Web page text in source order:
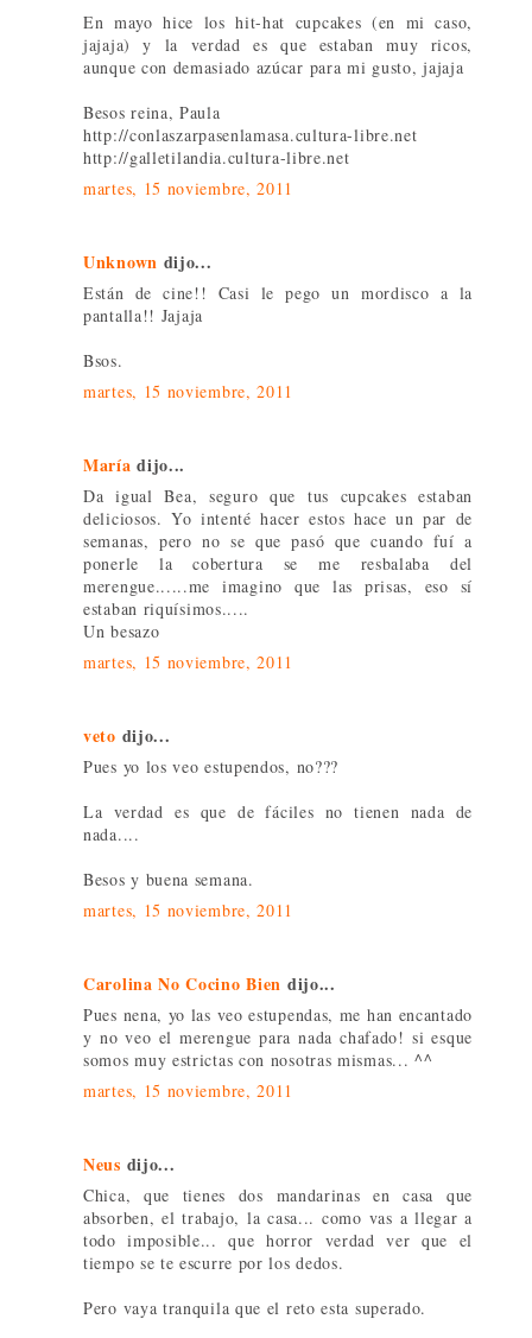
En mayo hice los hit-hat cupcakes (en mi caso,
jajaja) y la verdad es que estaban muy ricos,
aunque con demasiado azúcar para mi gusto, jajaja
Besos reina, Paula
http://conlaszarpasenlamasa.cultura-libre.net
http://galletilandia.cultura-libre.net
martes, 15 noviembre, 2011
Unknown dijo...
Están de cine!! Casi le pego un mordisco a la
pantalla!! Jajaja
Bsos.
martes, 15 noviembre, 2011
María dijo...
Da igual Bea, seguro que tus cupcakes estaban
deliciosos. Yo intenté hacer estos hace un par de
semanas, pero no se que pasó que cuando fuí a
ponerle la cobertura se me resbalaba del
merengue......me imagino que las prisas, eso sí
estaban riquísimos.....
Un besazo
martes, 15 noviembre, 2011
veto dijo...
Pues yo los veo estupendos, no???
La verdad es que de fáciles no tienen nada de
nada....
Besos y buena semana.
martes, 15 noviembre, 2011
Carolina No Cocino Bien dijo...
Pues nena, yo las veo estupendas, me han encantado
y no veo el merengue para nada chafado! si esque
somos muy estrictas con nosotras mismas... ^^
martes, 15 noviembre, 2011
Neus dijo...
Chica, que tienes dos mandarinas en casa que
absorben, el trabajo, la casa... como vas a llegar a
todo imposible... que horror verdad ver que el
tiempo se te escurre por los dedos.
Pero vaya tranquila que el reto esta superado.